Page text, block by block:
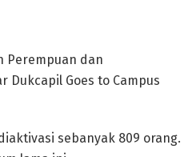
Perempuan dan
Dukcapil Goes to Campus
sebanyak 809 orang.